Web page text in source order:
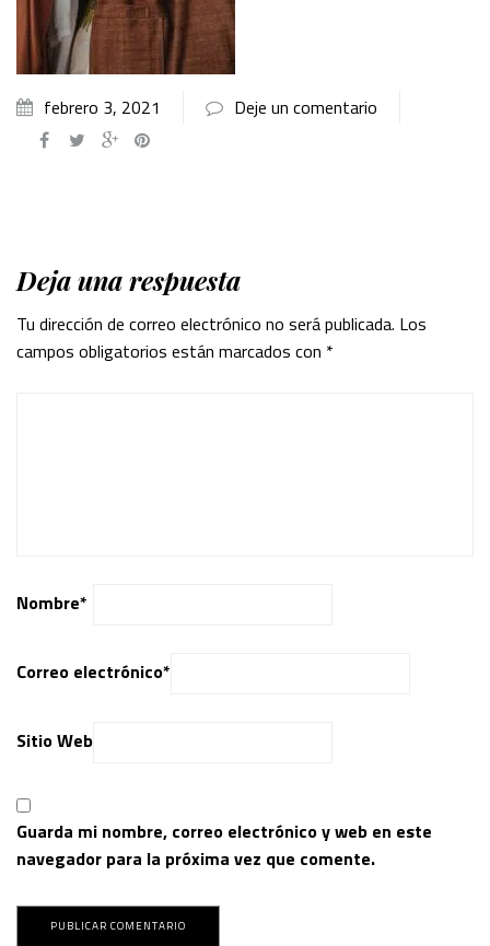
febrero 3, 2021 Deje un comentario
Deja una respuesta
Tu dirección de correo electrónico no será publicada. Los
campos obligatorios están marcados con *
Nombre*
Correo electrónico*
Sitio Web
Guarda mi nombre, correo electrónico y web en este
navegador para la próxima vez que comente.